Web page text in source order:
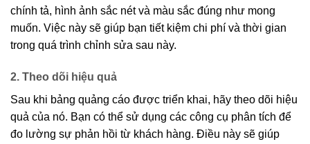
chính tả, hình ảnh sắc nét và màu sắc đúng như mong
muốn. Việc này sẽ giúp bạn tiết kiệm chi phí và thời gian
trong quá trình chỉnh sửa sau này.
2. Theo dõi hiệu quả
Sau khi bảng quảng cáo được triển khai, hãy theo dõi hiệu
quả của nó. Bạn có thể sử dụng các công cụ phân tích để
đo lường sự phản hồi từ khách hàng. Điều này sẽ giúp